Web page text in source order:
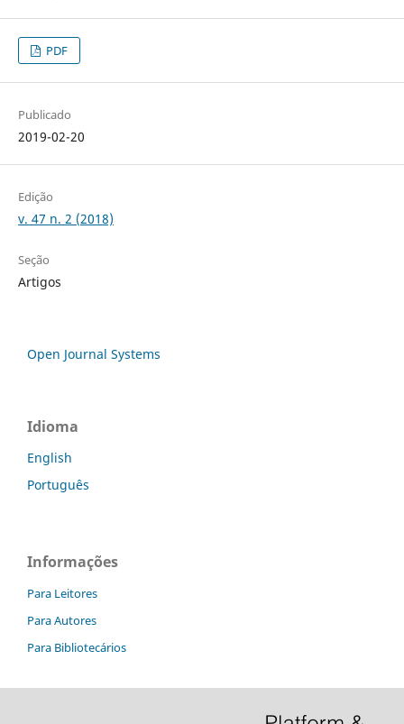
PDF
Publicado
2019-02-20
Edição
v. 47 n. 2 (2018)
Seção
Artigos
Open Journal Systems
Idioma
English
Português
Informações
Para Leitores
Para Autores
Para Bibliotecários